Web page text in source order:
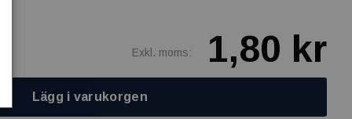
Exkl. moms: 1,80 kr
Lägg i varukorgen